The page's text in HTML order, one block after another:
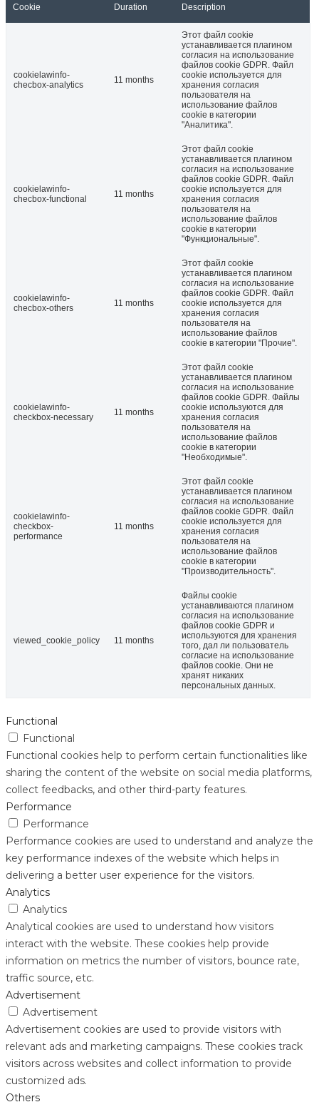
Cookie Duration Description
cookielawinfo-
checbox-analytics
11 months
Этот файл cookie
устанавливается плагином
согласия на использование
файлов cookie GDPR. Файл
cookie используется для
хранения согласия
пользователя на
использование файлов
cookie в категории
"Аналитика".
cookielawinfo-
checbox-functional
11 months
Этот файл cookie
устанавливается плагином
согласия на использование
файлов cookie GDPR. Файл
cookie используется для
хранения согласия
пользователя на
использование файлов
cookie в категории
"Функциональные".
cookielawinfo-
checbox-others
11 months
Этот файл cookie
устанавливается плагином
согласия на использование
файлов cookie GDPR. Файл
cookie используется для
хранения согласия
пользователя на
использование файлов
cookie в категории "Прочие".
cookielawinfo-
checkbox-necessary
11 months
Этот файл cookie
устанавливается плагином
согласия на использование
файлов cookie GDPR. Файлы
cookie используются для
хранения согласия
пользователя на
использование файлов
cookie в категории
"Необходимые".
cookielawinfo-
checkbox-
performance
11 months
Этот файл cookie
устанавливается плагином
согласия на использование
файлов cookie GDPR. Файл
cookie используется для
хранения согласия
пользователя на
использование файлов
cookie в категории
"Производительность".
viewed_cookie_policy 11 months
Файлы cookie
устанавливаются плагином
согласия на использование
файлов cookie GDPR и
используются для хранения
того, дал ли пользователь
согласие на использование
файлов cookie. Они не
хранят никаких
персональных данных.
Functional
Functional
Functional cookies help to perform certain functionalities like
sharing the content of the website on social media platforms,
collect feedbacks, and other third-party features.
Performance
Performance
Performance cookies are used to understand and analyze the
key performance indexes of the website which helps in
delivering a better user experience for the visitors.
Analytics
Analytics
Analytical cookies are used to understand how visitors
interact with the website. These cookies help provide
information on metrics the number of visitors, bounce rate,
traffic source, etc.
Advertisement
Advertisement
Advertisement cookies are used to provide visitors with
relevant ads and marketing campaigns. These cookies track
visitors across websites and collect information to provide
customized ads.
Others